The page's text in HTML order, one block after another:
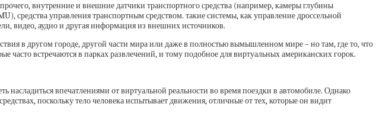
внутренние и внешние датчики транспортного средства (например, камеры глубины
средства управления транспортным средством. такие системы, как управление дроссельной
видео, аудио и другая информация из внешних источников.
в другом городе, другой части мира или даже в полностью вымышленном мире – но там, где то, что
встречаются в парках развлечений, и тому подобное для виртуальных американских горок.
впечатлениями от виртуальной реальности во время поездки в автомобиле. Однако
поскольку тело человека испытывает движения, отличные от тех, которые он видит